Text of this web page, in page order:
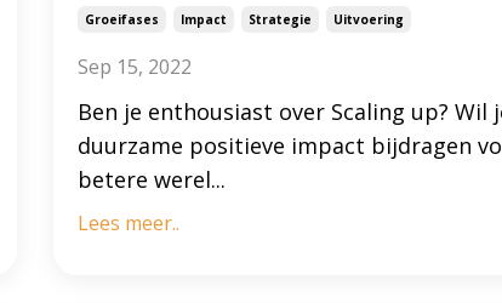
Groeifases Impact Strategie Uitvoering
Sep 15, 2022
Ben je enthousiast over Scaling up? Wil
duurzame positieve impact bijdragen
betere werel...
Lees meer..